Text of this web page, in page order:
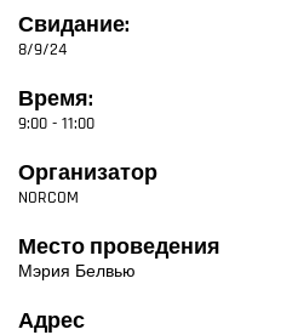
Свидание:
8/9/24
Время:
9:00 - 11:00
Организатор
NORCOM
Место проведения
Мэрия Белвью
Адрес